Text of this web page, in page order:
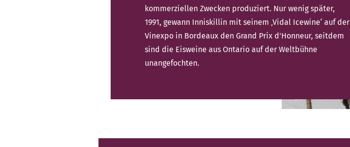
kommerziellen Zwecken produziert. Nur wenig später,
1991, gewann Inniskillin mit seinem ‚Vidal Icewine‘ auf der
Vinexpo in Bordeaux den Grand Prix d'Honneur, seitdem
sind die Eisweine aus Ontario auf der Weltbühne
unangefochten.